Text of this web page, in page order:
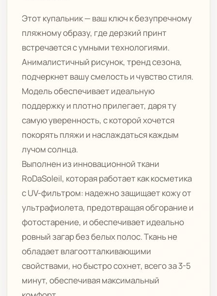
Этот купальник — ваш ключ к безупречному
пляжному образу, где дерзкий принт
встречается с умными технологиями.
Анималистичный рисунок, тренд сезона,
подчеркнет вашу смелость и чувство стиля.
Модель обеспечивает идеальную
поддержку и плотно прилегает, даря ту
самую уверенность, с которой хочется
покорять пляжи и наслаждаться каждым
лучом солнца.
Выполнен из инновационной ткани
RoDaSoleil, которая работает как косметика
с UV-фильтром: надежно защищает кожу от
ультрафиолета, предотвращая обгорание и
фотостарение, и обеспечивает идеально
ровный загар без белых полос. Ткань не
обладает влагоотталкивающими
свойствами, но быстро сохнет, всего за 3-5
минут, обеспечивая максимальный